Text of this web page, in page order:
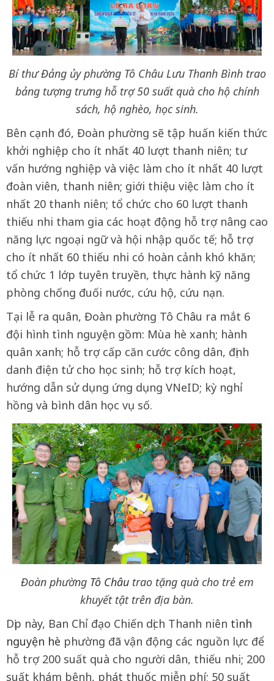
Bí thư Đảng ủy phường Tô Châu Lưu Thanh Bình trao
bảng tượng trưng hỗ trợ 50 suất quà cho hộ chính
sách, hộ nghèo, học sinh.
Bên cạnh đó, Đoàn phường sẽ tập huấn kiến thức
khởi nghiệp cho ít nhất 40 lượt thanh niên; tư
vấn hướng nghiệp và việc làm cho ít nhất 40 lượt
đoàn viên, thanh niên; giới thiệu việc làm cho ít
nhất 20 thanh niên; tổ chức cho 60 lượt thanh
thiếu nhi tham gia các hoạt động hỗ trợ nâng cao
năng lực ngoại ngữ và hội nhập quốc tế; hỗ trợ
cho ít nhất 60 thiếu nhi có hoàn cảnh khó khăn;
tổ chức 1 lớp tuyên truyền, thực hành kỹ năng
phòng chống đuối nước, cứu hộ, cứu nạn.
Tại lễ ra quân, Đoàn phường Tô Châu ra mắt 6
đội hình tình nguyện gồm: Mùa hè xanh; hành
quân xanh; hỗ trợ cấp căn cước công dân, định
danh điện tử cho học sinh; hỗ trợ kích hoạt,
hướng dẫn sử dụng ứng dụng VNeID; kỳ nghỉ
hồng và bình dân học vụ số.
Đoàn phường Tô Châutrao tặng quà cho trẻ em
khuyết tật trên địa bàn.
Dịp này, Ban Chỉ đạo Chiến dịch Thanh niên tình
nguyện hè phường đã vận động các nguồn lực để
hỗ trợ 200 suất quà cho người dân, thiếu nhi; 200
suất khám bệnh, phát thuốc miễn phí; 50 suất